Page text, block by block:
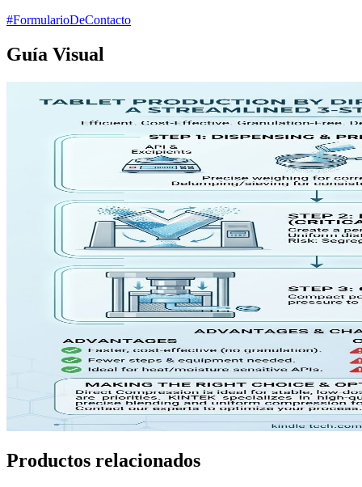
#FormularioDeContacto
Guía Visual
Productos relacionados